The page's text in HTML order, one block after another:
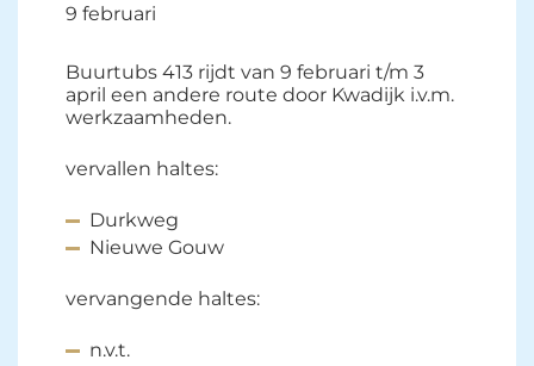
9 februari
Buurtubs 413 rijdt van 9 februari t/m 3
april een andere route door Kwadijk i.v.m.
werkzaamheden.
vervallen haltes:
Durkweg
Nieuwe Gouw
vervangende haltes:
n.v.t.